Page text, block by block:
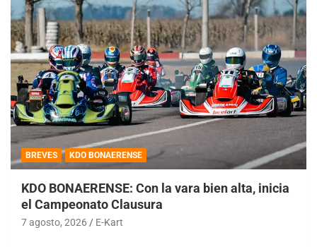
BREVES KDO BONAERENSE
KDO BONAERENSE: Con la vara bien alta, inicia
el Campeonato Clausura
7 agosto, 2026 E-Kart